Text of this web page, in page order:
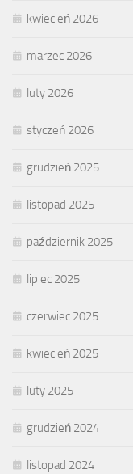
kwiecień 2026
marzec 2026
luty 2026
styczeń 2026
grudzień 2025
listopad 2025
październik 2025
lipiec 2025
czerwiec 2025
kwiecień 2025
luty 2025
grudzień 2024
listopad 2024